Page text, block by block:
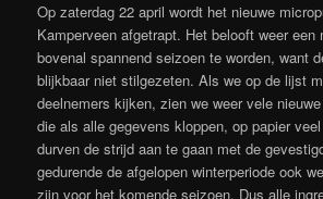
Op zaterdag 22 april wordt het nieuwe
Kamperveen afgetrapt. Het belooft weer een
bovenal spannend seizoen te worden, want
blijkbaar niet stilgezeten. Als we op de lijst
deelnemers kijken, zien we weer vele
die als alle gegevens kloppen, op papier
durven de strijd aan te gaan met de
gedurende de afgelopen winterperiode ook
zijn voor het komende seizoen. Dus alle